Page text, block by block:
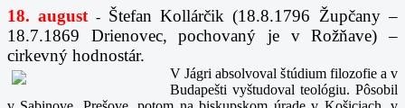
18. august -
Štefan Kollárčik (18.8.1796 Župčany –
18.7.1869 Drienovec, pochovaný je v Rožňave) –
cirkevný hodnostár.
V Jágri absolvoval štúdium filozofie a v
Budapešti vyštudoval teológiu. Pôsobil